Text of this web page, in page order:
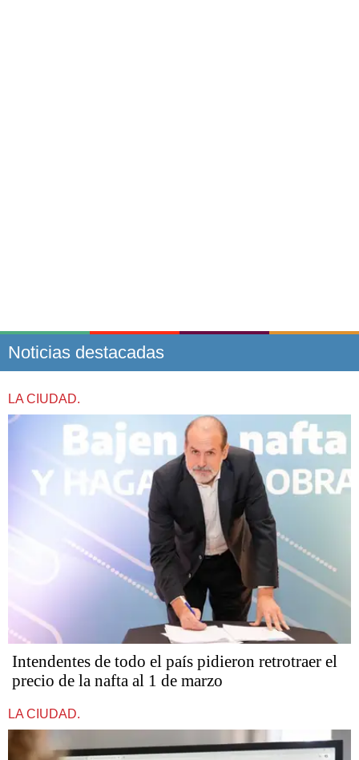
Noticias destacadas
LA CIUDAD.
Intendentes de todo el país pidieron retrotraer el
precio de la nafta al 1 de marzo
LA CIUDAD.